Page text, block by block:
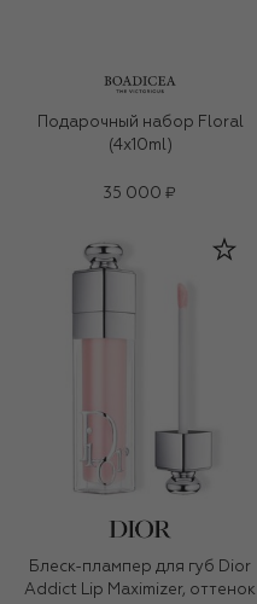
Подарочный набор Floral
(4x10ml)
35 000 ₽
Блеск-плампер для губ Dior
Addict Lip Maximizer, оттенок